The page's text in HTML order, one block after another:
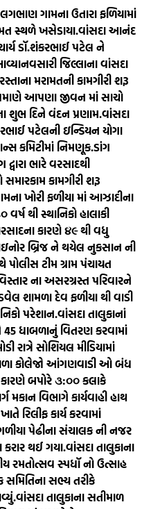
ગામના ઉતારા ફળિયામાં
સ્થળે ખસેડાયા.વાંસદા આનંદ
ડૉ.શંકરભાઈ પટેલ ને
નવસારી જિલ્લાના વાંસદા
મરામતની કામગીરી શરૂ
આપણા જીવન માં સાચો
શુભ દિને વંદન પ્રણામ.વાંસદા
પટેલની ઇન્ડિયન યોગા
કમિટીમાં નિમણૂક.ડાંગ
ભારે વરસાદથી
સમારકામ કામગીરી શરૂ
ખોરી ફળીયા માં આઝાદીના
થી સ્થાનિકો હાલાકી
કારણે ૪૯ થી વધુ
બ્રિજ ને થયેલ નુકસાન ની
ટીમ ગ્રામ પંચાયત
ના અસરગ્રસ્ત પરિવારને
શામળા દેવ ફળીયા થી વાડી
પરેશાન.વાંસદા તાલુકાનાં
ધાબળાનું વિતરણ કરવામાં
રાત્રે સોશિયલ મીડિયામાં
કોલેજો આંગણવાડી ઓ બંધ
કારણે બપોરે ૩:૦૦ કલાકે
વિભાગે કાર્યવાહી હાથ
રિલીફ કાર્ય કરવામાં
પેઢીના સંચાલક ની નજર
થઈ ગયા.વાંસદા તાલુકાના
રમતોત્સવ સ્પધૉ નો ઉત્સાહ
સમિતિના સભ્ય તરીકે
વાંસદા તાલુકાના સતીમાળ